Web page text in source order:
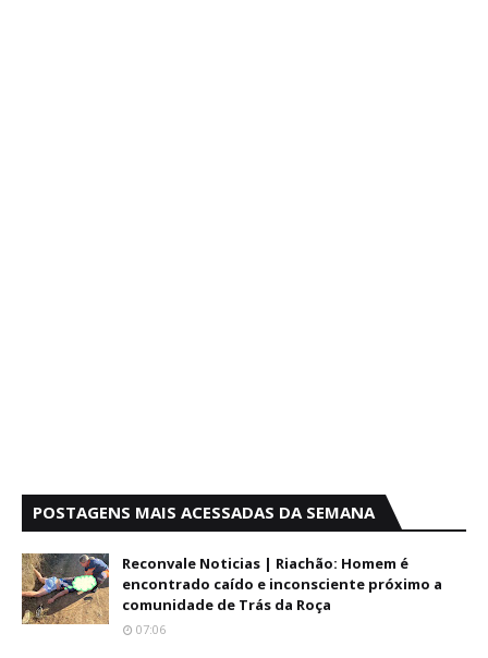
POSTAGENS MAIS ACESSADAS DA SEMANA
Reconvale Noticias | Riachão: Homem é
encontrado caído e inconsciente próximo a
comunidade de Trás da Roça
07:06